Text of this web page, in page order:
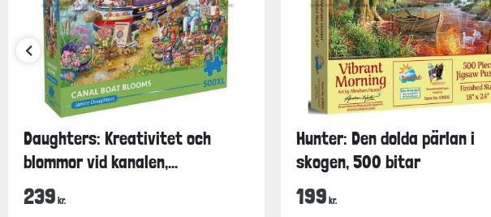
Daughters: Kreativitet och
blommor vid kanalen,...
239 kr.
Hunter: Den dolda pärlan i
skogen, 500 bitar
199 kr.